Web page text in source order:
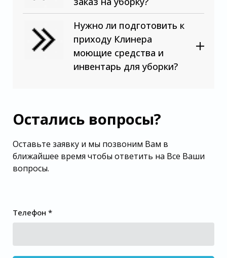
Нужно ли подготовить к
приходу Клинера
моющие средства и
инвентарь для уборки?
Остались вопросы?
Оставьте заявку и мы позвоним Вам в
ближайшее время чтобы ответить на Все Ваши
вопросы.
Телефон *